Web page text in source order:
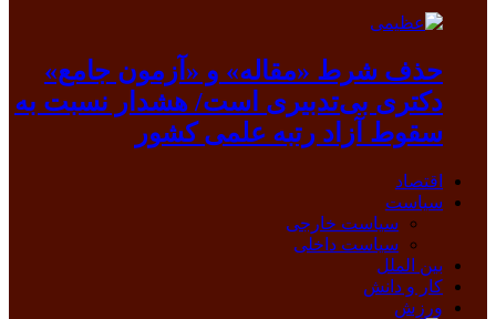
حذف شرط «مقاله» و «آزمون جامع»
دکتری بی‌تدبیری است/ هشدار نسبت به
سقوط آزاد رتبه علمی کشور
اقتصاد
سیاست
سیاست خارجی
سیاست داخلی
بین الملل
کار و دانش
ورزش